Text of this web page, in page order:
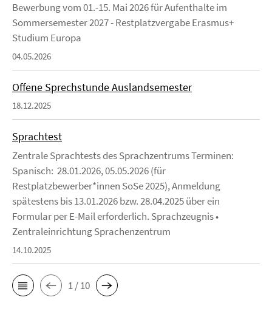
Bewerbung vom 01.-15. Mai 2026 für Aufenthalte im
Sommersemester 2027 - Restplatzvergabe Erasmus+
Studium Europa
04.05.2026
Offene Sprechstunde Auslandsemester
18.12.2025
Sprachtest
Zentrale Sprachtests des Sprachzentrums Terminen:
Spanisch: 28.01.2026, 05.05.2026 (für
Restplatzbewerber*innen SoSe 2025), Anmeldung
spätestens bis 13.01.2026 bzw. 28.04.2025 über ein
Formular per E-Mail erforderlich. Sprachzeugnis •
Zentraleinrichtung Sprachenzentrum
14.10.2025
1 / 10